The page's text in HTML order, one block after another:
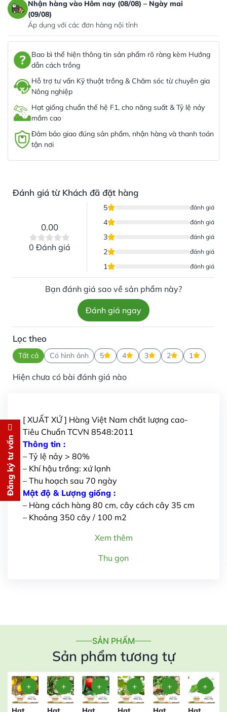
Nhận hàng vào Hôm nay (08/08) – Ngày mai
(09/08)
Áp dụng với các đơn hàng nội tỉnh
Bao bì thể hiện thông tin sản phẩm rõ ràng kèm Hướng
dẫn cách trồng
Hỗ trợ tư vấn Kỹ thuật trồng & Chăm sóc từ chuyên gia
Nông nghiệp
Hạt giống chuẩn thế hệ F1, cho năng suất & Tỷ lệ nảy
mầm cao
Đảm bảo giao đúng sản phẩm, nhận hàng và thanh toán
tận nơi
Đánh giá từ Khách đã đặt hàng
0.00
0 Đánh giá
5 đánh giá
4 đánh giá
3 đánh giá
2 đánh giá
1 đánh giá
Bạn đánh giá sao về sản phẩm này?
Đánh giá ngay
Lọc theo
Tất cả Có hình ảnh 5 4 3 2 1
Hiện chưa có bài đánh giá nào
[ XUẤT XỨ ] Hàng Việt Nam chất lượng cao-
Tiêu Chuẩn TCVN 8548:2011
Thông tin :
– Tỷ lệ nảy > 80%
– Khí hậu trồng: xứ lạnh
– Thu hoạch sau 70 ngày
Mật độ & Lượng giống :
– Hàng cách hàng 80 cm, cây cách cây 35 cm
– Khoảng 350 cây / 100 m2
Xem thêm
Thu gọn
SẢN PHẨM
Sản phẩm tương tự
Đăng ký tư vấn Đăng ký tư vấn
Chúng tôi sẽ gọi lại tư vấn
PHÍ
cho bạn ngay lập tức